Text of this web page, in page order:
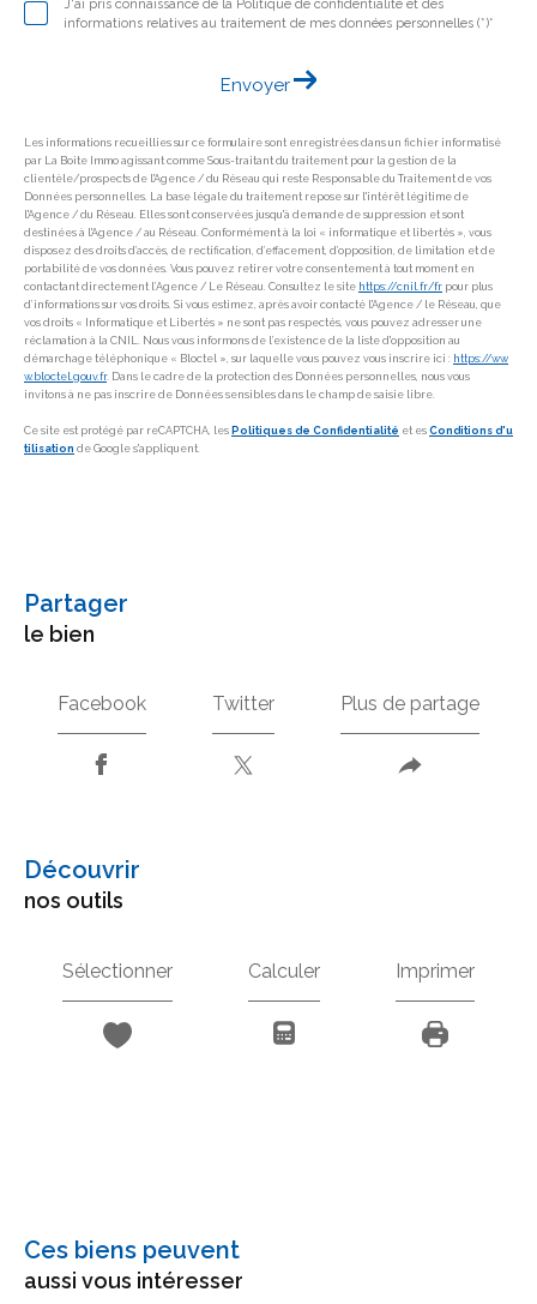
J'ai pris connaissance de la Politique de confidentialité et des
informations relatives au traitement de mes données personnelles (*)*
Envoyer
Les informations recueillies sur ce formulaire sont enregistrées dans un fichier informatisé
par La Boite Immo agissant comme Sous-traitant du traitement pour la gestion de la
clientèle/prospects de l'Agence / du Réseau qui reste Responsable du Traitement de vos
Données personnelles. La base légale du traitement repose sur l'intérêt légitime de
l'Agence / du Réseau. Elles sont conservées jusqu'à demande de suppression et sont
destinées à l'Agence / au Réseau. Conformément à la loi « informatique et libertés », vous
disposez des droits d’accès, de rectification, d’effacement, d’opposition, de limitation et de
portabilité de vos données. Vous pouvez retirer votre consentement à tout moment en
contactant directement l’Agence / Le Réseau. Consultez le site https://cnil.fr/fr pour plus
d’informations sur vos droits. Si vous estimez, après avoir contacté l'Agence / le Réseau, que
vos droits « Informatique et Libertés » ne sont pas respectés, vous pouvez adresser une
réclamation à la CNIL. Nous vous informons de l’existence de la liste d'opposition au
démarchage téléphonique « Bloctel », sur laquelle vous pouvez vous inscrire ici : https://ww
w.bloctel.gouv.fr. Dans le cadre de la protection des Données personnelles, nous vous
invitons à ne pas inscrire de Données sensibles dans le champ de saisie libre.
Ce site est protégé par reCAPTCHA, les Politiques de Confidentialité et es Conditions d'u
tilisation de Google s'appliquent.
partager
le bien
Facebook Twitter Plus de partage
découvrir
nos outils
Sélectionner Calculer Imprimer
Ces biens peuvent
aussi vous intéresser